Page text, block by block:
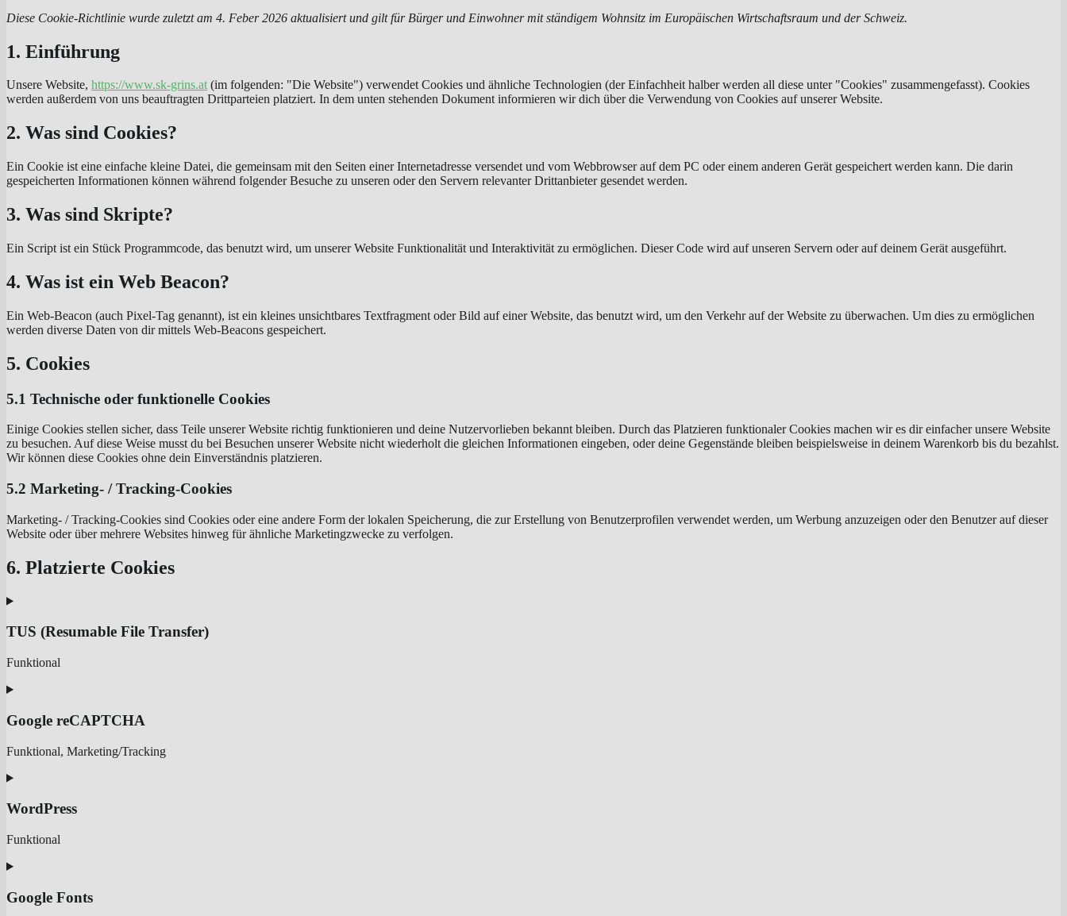
Diese Cookie-Richtlinie wurde zuletzt am 4. Feber 2026 aktualisiert und gilt für Bürger und Einwohner mit ständigem Wohnsitz im Europäischen Wirtschaftsraum und der Schweiz.
1. Einführung
Unsere Website, https://www.sk-grins.at(im folgenden: "Die Website") verwendet Cookies und ähnliche Technologien (der Einfachheit halber werden all diese unter "Cookies" zusammengefasst). Cookies
werden außerdem von uns beauftragten Drittparteien platziert. In dem unten stehenden Dokument informieren wir dich über die Verwendung von Cookies auf unserer Website.
2. Was sind Cookies?
Ein Cookie ist eine einfache kleine Datei, die gemeinsam mit den Seiten einer Internetadresse versendet und vom Webbrowser auf dem PC oder einem anderen Gerät gespeichert werden kann. Die darin
gespeicherten Informationen können während folgender Besuche zu unseren oder den Servern relevanter Drittanbieter gesendet werden.
3. Was sind Skripte?
Ein Script ist ein Stück Programmcode, das benutzt wird, um unserer Website Funktionalität und Interaktivität zu ermöglichen. Dieser Code wird auf unseren Servern oder auf deinem Gerät ausgeführt.
4. Was ist ein Web Beacon?
Ein Web-Beacon (auch Pixel-Tag genannt), ist ein kleines unsichtbares Textfragment oder Bild auf einer Website, das benutzt wird, um den Verkehr auf der Website zu überwachen. Um dies zu ermöglichen
werden diverse Daten von dir mittels Web-Beacons gespeichert.
5. Cookies
5.1 Technische oder funktionelle Cookies
Einige Cookies stellen sicher, dass Teile unserer Website richtig funktionieren und deine Nutzervorlieben bekannt bleiben. Durch das Platzieren funktionaler Cookies machen wir es dir einfacher unsere Website
zu besuchen. Auf diese Weise musst du bei Besuchen unserer Website nicht wiederholt die gleichen Informationen eingeben, oder deine Gegenstände bleiben beispielsweise in deinem Warenkorb bis du bezahlst.
Wir können diese Cookies ohne dein Einverständnis platzieren.
5.2 Marketing- / Tracking-Cookies
Marketing- / Tracking-Cookies sind Cookies oder eine andere Form der lokalen Speicherung, die zur Erstellung von Benutzerprofilen verwendet werden, um Werbung anzuzeigen oder den Benutzer auf dieser
Website oder über mehrere Websites hinweg für ähnliche Marketingzwecke zu verfolgen.
6. Platzierte Cookies
TUS (Resumable File Transfer)
Funktional
Consent
service
(resumable-
file-
transfer)
Google reCAPTCHA
Funktional, Marketing/Tracking
Consent
service
recaptcha
WordPress
Funktional
Consent
service
wordpress
Google Fonts